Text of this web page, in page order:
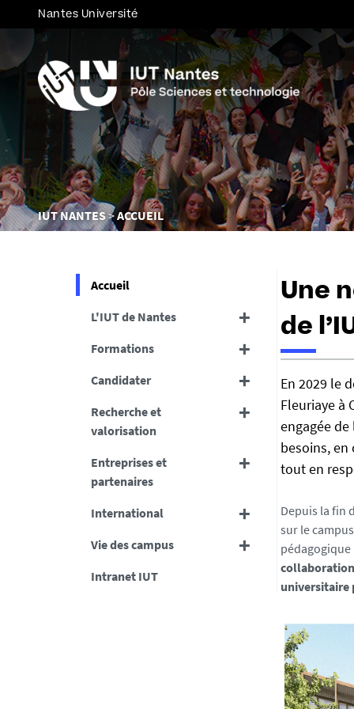
Nantes Université
Vous
êtes
IUT NANTES ACCUEIL
Accueil
L'IUT de Nantes
Formations
Candidater
Recherche et
valorisation
Entreprises et
partenaires
International
Vie des campus
Intranet IUT
Une
de
t
t
p
s
:
i
u
t
n
a
e
s
En 2029 le
Fleuriaye à
engagée
besoins,
tout en
Depuis la fin
sur le
pédagogique
universitaire